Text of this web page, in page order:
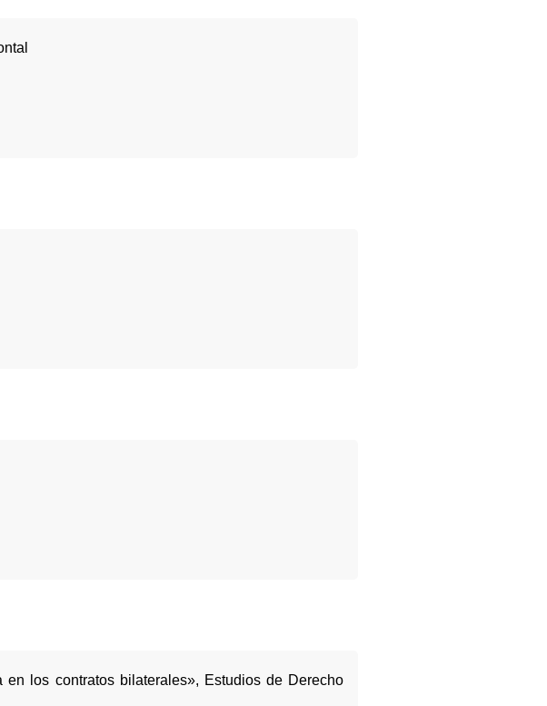
los contratos bilaterales», Estudios de Derecho